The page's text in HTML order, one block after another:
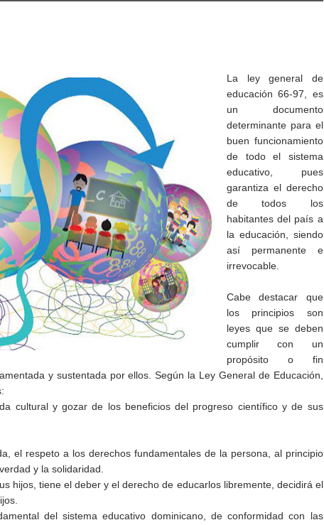
La ley general de
educación 66-97, es
un documento
determinante para el
buen funcionamiento
de todo el sistema
educativo, pues
garantiza el derecho
de todos los
habitantes del país a
la educación, siendo
así permanente e
irrevocable.
Cabe destacar que
los principios son
leyes que se deben
cumplir con un
propósito o fin
y sustentada por ellos. Según la Ley General de Educación,
cultural y gozar de los beneficios del progreso científico y de sus
el respeto a los derechos fundamentales de la persona, al principio
y la solidaridad.
hijos, tiene el deber y el derecho de educarlos libremente, decidirá el
del sistema educativo dominicano, de conformidad con las